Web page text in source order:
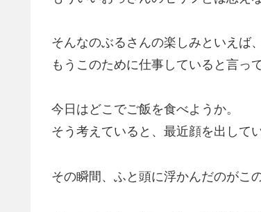
そんなのぶるさんの楽しみといえば
もうこのために仕事していると言っ
今日はどこでご飯を食べようか。
そう考えていると、最近顔を出して
その瞬間、ふと頭に浮かんだのがこの